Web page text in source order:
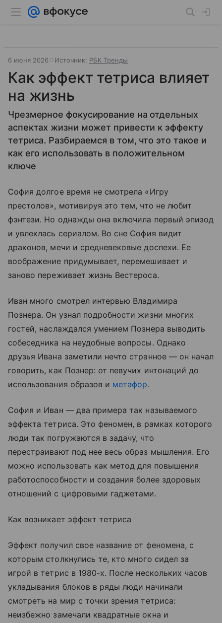
6 июня 2026 Источник: РБК Тренды
Как эффект тетриса влияет
на жизнь
Чрезмерное фокусирование на отдельных
аспектах жизни может привести к эффекту
тетриса. Разбираемся в том, что это такое и
как его использовать в положительном
ключе
София долгое время не смотрела «Игру
престолов», мотивируя это тем, что не любит
фэнтези. Но однажды она включила первый эпизод
и увлеклась сериалом. Во сне София видит
драконов, мечи и средневековые доспехи. Ее
воображение придумывает, перемешивает и
заново переживает жизнь Вестероса.
Иван много смотрел интервью Владимира
Познера. Он узнал подробности жизни многих
гостей, наслаждался умением Познера выводить
собеседника на неудобные вопросы. Однако
друзья Ивана заметили нечто странное — он начал
говорить, как Познер: от певучих интонаций до
использования образов и метафор.
София и Иван — два примера так называемого
эффекта тетриса. Это феномен, в рамках которого
люди так погружаются в задачу, что
перестраивают под нее весь образ мышления. Его
можно использовать как метод для повышения
работоспособности и создания более здоровых
отношений с цифровыми гаджетами.
Как возникает эффект тетриса
Эффект получил свое название от феномена, с
которым столкнулись те, кто много сидел за
игрой в тетрис в 1980-х. После нескольких часов
укладывания блоков в ряды люди начинали
смотреть на мир с точки зрения тетриса:
неизбежно замечали квадратные окна и